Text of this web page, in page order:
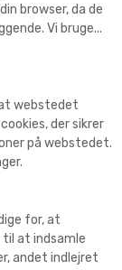
browser, da de
Vi bruge...
webstedet
der sikrer
på webstedet.
for, at
til at indsamle
andet indlejret